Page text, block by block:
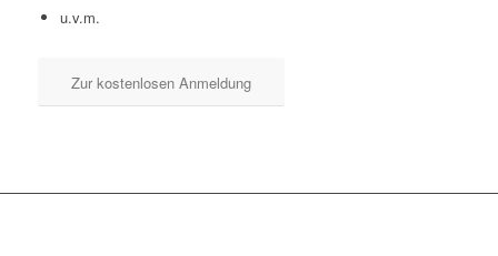
u.v.m.
Zur kostenlosen Anmeldung